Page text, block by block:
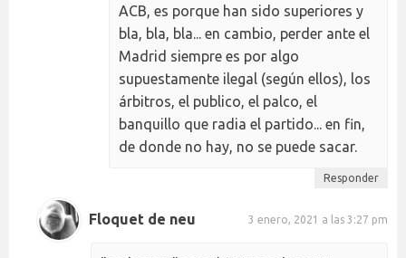
ACB, es porque han sido superiores y
bla, bla, bla... en cambio, perder ante el
Madrid siempre es por algo
supuestamente ilegal (según ellos), los
árbitros, el publico, el palco, el
banquillo que radia el partido... en fin,
de donde no hay, no se puede sacar.
Responder
Floquet de neu 3 enero, 2021 a las 3:27 pm